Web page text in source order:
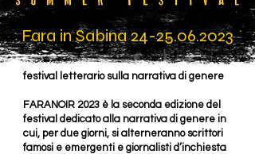
Fara in Sabina24-25.06.2023
festival letterario sulla narrativa di genere
FARANOIR 2023 è la seconda edizione del
festival dedicato alla narrativa di genere in
cui, per due giorni, si alterneranno scrittori
famosi e emergenti e giornalisti d’inchiesta